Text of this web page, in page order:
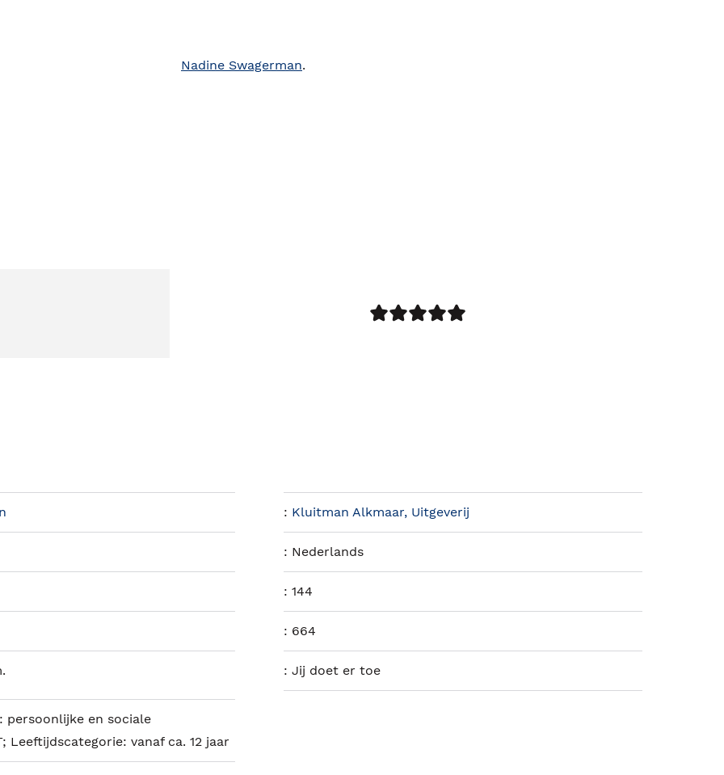
Nadine Swagerman.
: Kluitman Alkmaar, Uitgeverij
: Nederlands
:144
: 664
:Jij doet er toe
persoonlijke en sociale
Leeftijdscategorie: vanaf ca. 12 jaar